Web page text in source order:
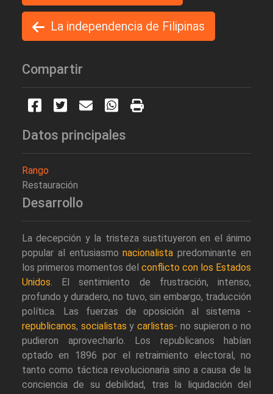
La independencia de Filipinas
Compartir
Datos principales
Rango
Restauración
Desarrollo
La decepción y la tristeza sustituyeron en el ánimo
popular al entusiasmonacionalista predominante en
los primeros momentos del conflicto con los Estados
Unidos. El sentimiento de frustración, intenso,
profundo y duradero, no tuvo, sin embargo, traducción
política. Las fuerzas de oposición al sistema -
republicanos, socialistas ycarlistas- no supieron o no
pudieron aprovecharlo. Los republicanos habían
optado en 1896 por el retraimiento electoral, no
tanto como táctica revolucionaria sino a causa de la
conciencia de su debilidad, tras la liquidación del